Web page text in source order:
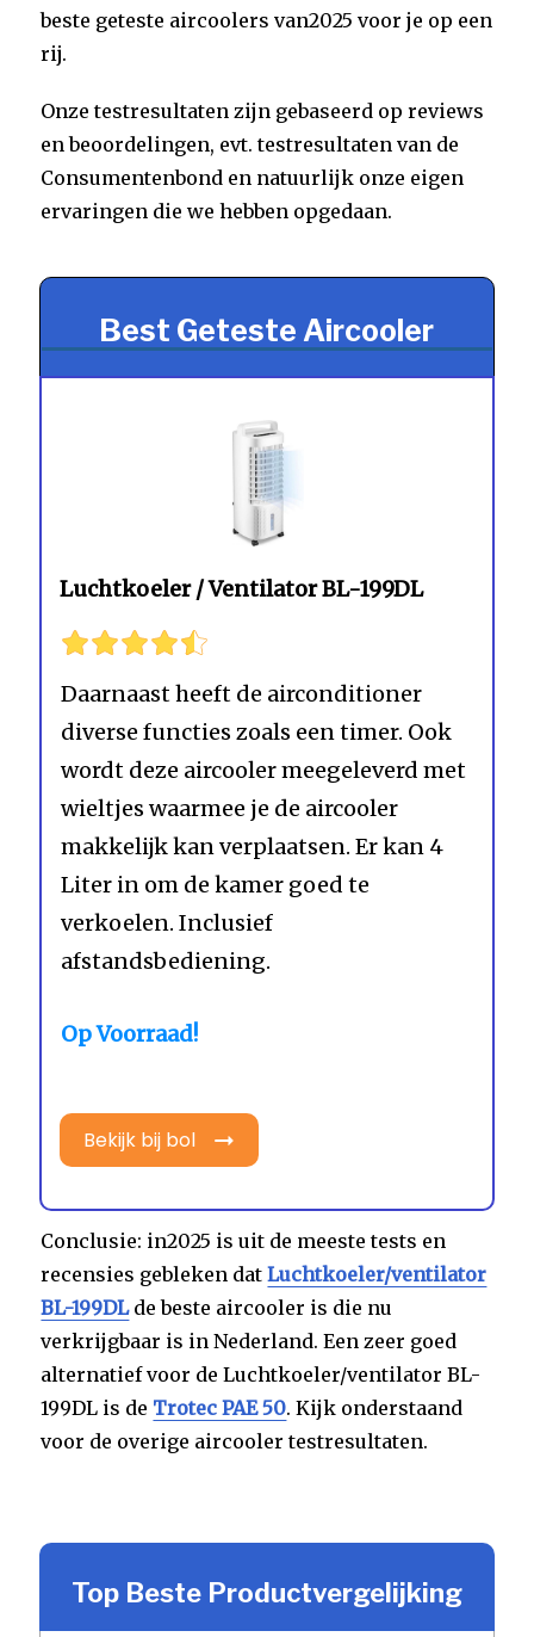
beste geteste aircoolers van2025 voor je op een
rij.
Onze testresultaten zijn gebaseerd op reviews
en beoordelingen, evt. testresultaten van de
Consumentenbond en natuurlijk onze eigen
ervaringen die we hebben opgedaan.
Best Geteste Aircooler
Luchtkoeler / Ventilator BL-199DL
Daarnaast heeft de airconditioner
diverse functies zoals een timer. Ook
wordt deze aircooler meegeleverd met
wieltjes waarmee je de aircooler
makkelijk kan verplaatsen. Er kan 4
Liter in om de kamer goed te
verkoelen. Inclusief
afstandsbediening.
Op Voorraad!
Bekijk bij bol
Conclusie: in2025 is uit de meeste tests en
recensies gebleken datLuchtkoeler/ventilator
BL-199DLde beste aircooler is die nu
verkrijgbaar is in Nederland. Een zeer goed
alternatief voor de Luchtkoeler/ventilator BL-
199DL is de Trotec PAE 50. Kijk onderstaand
voor de overige aircooler testresultaten.
Top Beste Productvergelijking